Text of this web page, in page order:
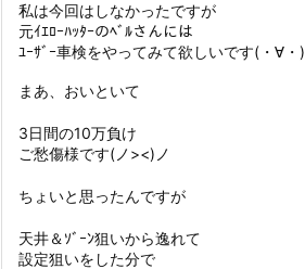
私は今回はしなかったですが
元ｲｴﾛｰﾊｯﾀｰのﾍﾞﾙさんには
ﾕｰｻﾞｰ車検をやってみて欲しいです(・∀・)
まあ、おいといて
3日間の10万負け
ご愁傷様です(ノ><)ノ
ちょいと思ったんですが
天井＆ｿﾞｰﾝ狙いから逸れて
設定狙いをした分で